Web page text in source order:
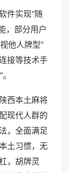
件实现“随
，部分用户
他人牌型”
接等技术手
西本土麻将
现代人群的
，全面满足
土习惯，无
，胡牌灵